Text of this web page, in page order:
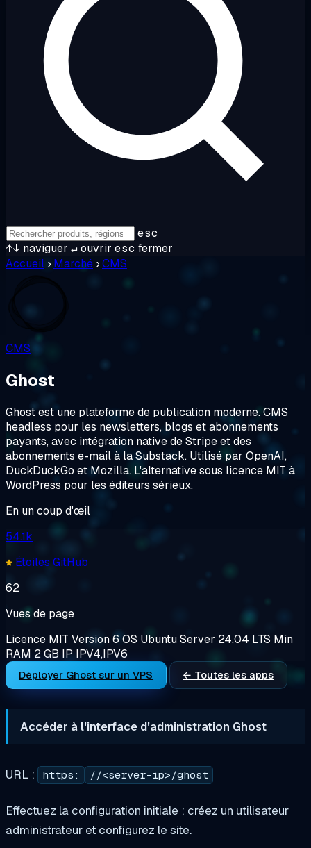
esc
↑↓ naviguer ↵ouvrir esc fermer
Accueil › Marché ›CMS
CMS
Ghost
Ghost est une plateforme de publication moderne. CMS
headless pour les newsletters, blogs et abonnements
payants, avec intégration native de Stripe et des
abonnements e-mail à la Substack. Utilisé par OpenAI,
DuckDuckGo et Mozilla. L'alternative sous licence MIT à
WordPress pour les éditeurs sérieux.
En un coup d'œil
54.1k
Étoiles GitHub
62
Vues de page
Licence MIT Version6OS Ubuntu Server 24.04 LTS Min
RAM 2 GB IP IPV4,IPV6
Déployer Ghost sur un VPS ← Toutes les apps
Accéder à l'interface d'administration Ghost
URL : https: //<server-ip>/ghost
Effectuez la configuration initiale : créez un utilisateur
administrateur et configurez le site.